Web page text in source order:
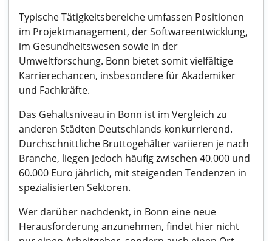
Typische Tätigkeitsbereiche umfassen Positionen
im Projektmanagement, der Softwareentwicklung,
im Gesundheitswesen sowie in der
Umweltforschung. Bonn bietet somit vielfältige
Karrierechancen, insbesondere für Akademiker
und Fachkräfte.
Das Gehaltsniveau in Bonn ist im Vergleich zu
anderen Städten Deutschlands konkurrierend.
Durchschnittliche Bruttogehälter variieren je nach
Branche, liegen jedoch häufig zwischen 40.000 und
60.000 Euro jährlich, mit steigenden Tendenzen in
spezialisierten Sektoren.
Wer darüber nachdenkt, in Bonn eine neue
Herausforderung anzunehmen, findet hier nicht